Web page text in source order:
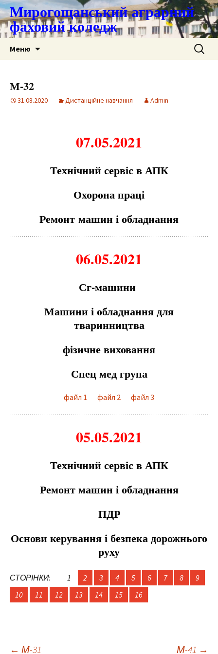
Мирогощанський аграрний
фаховий коледж
Меню Пошук:
М-32
31.08.2020 Дистанційне навчання Admin
07.05.2021
Технічний сервіс в АПК
Охорона праці
Ремонт машин і обладнання
06.05.2021
Сг-машини
Машини і обладнання для
тваринництва
фізичне виховання
Спец мед група
файл 1 файл 2 файл 3
05.05.2021
Технічний сервіс в АПК
Ремонт машин і обладнання
ПДР
Основи керування і безпека дорожнього
руху
СТОРІНКИ: 1 2 3 4 5 6 7 8
9
10
11 12 13 14 15 16
← М-31 М-41 →